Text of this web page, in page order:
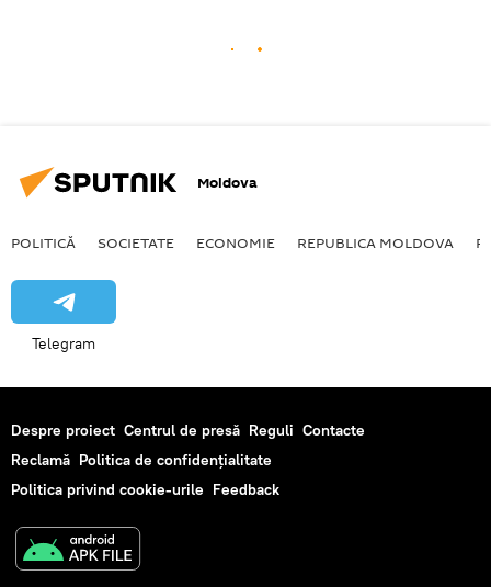
Moldova
POLITICĂ SOCIETATE ECONOMIE REPUBLICA MOLDOVA
Telegram
Despre proiect Centrul de presă Reguli Contacte
Reclamă Politica de confidențialitate
Politica privind cookie-urile Feedback